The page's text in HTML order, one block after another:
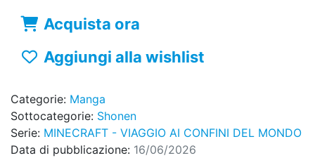
Acquista ora
Aggiungi alla wishlist
Categorie: Manga
Sottocategorie: Shonen
Serie: MINECRAFT - VIAGGIO AI CONFINI DEL MONDO
Data di pubblicazione: 16/06/2026